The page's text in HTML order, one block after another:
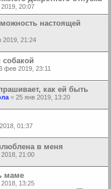
2019, 20:07
настоящей
2019, 21:24
собакой
фев 2019, 23:11
как ей быть
« 25 янв 2019, 13:20
01:37
в меня
2018, 21:00
маме
2018, 13:25